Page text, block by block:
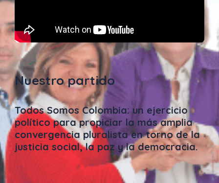
Nuestro partido
Todos Somos Colombia: un ejercicio
político para propiciar la más amplia
convergencia pluralista en torno de la
justicia social, la paz y la democracia.